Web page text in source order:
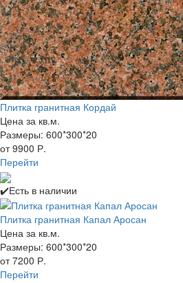
Плитка гранитная Кордай
Цена за кв.м.
Размеры: 600*300*20
от 9900 Р.
Перейти
✔️Есть в наличии
Плитка гранитная Капал Аросан
Цена за кв.м.
Размеры: 600*300*20
от 7200 Р.
Перейти